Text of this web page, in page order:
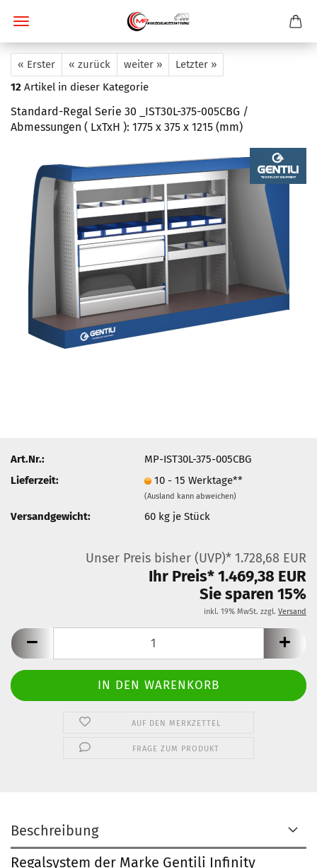
« Erster « zurück weiter »
Letzter »
12 Artikel in dieser Kategorie
Standard-Regal Serie 30 _IST30L-375-005CBG /
Abmessungen ( LxTxH ): 1775 x 375 x 1215 (mm)
Art.Nr.:
MP-IST30L-375-005CBG
Lieferzeit:
10 - 15 Werktage**
(Ausland kann abweichen)
Versandgewicht: 60 kg je Stück
Unser Preis bisher (UVP)* 1.728,68 EUR
Ihr Preis* 1.469,38 EUR
Sie sparen 15%
inkl. 19% MwSt. zzgl. Versand
AUF DEN MERKZETTEL
FRAGE ZUM PRODUKT
Beschreibung
Regalsystem der Marke Gentili Infinity